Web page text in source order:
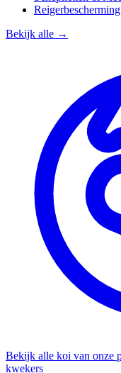
Bekijk alle →
Bekijk alle koi van onze
kwekers